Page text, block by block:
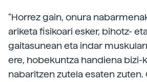
“Horrez gain, onura
ariketa fisikoari esker, bihotz-
gaitasunean eta indar
ere, hobekuntza handiena bizi-
nabaritzen zutela esaten zuten.